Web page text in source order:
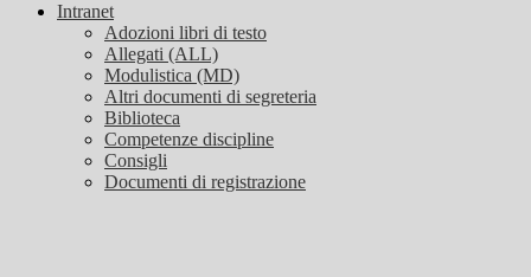
Intranet
Adozioni libri di testo
Allegati (ALL)
Modulistica (MD)
Altri documenti di segreteria
Biblioteca
Competenze discipline
Consigli
Documenti di registrazione